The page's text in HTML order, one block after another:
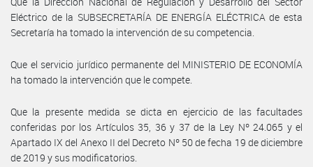
Eléctrico de la SUBSECRETARÍA DE ENERGÍA ELÉCTRICA de esta
Secretaría ha tomado la intervención de su competencia.
Que el servicio jurídico permanente del MINISTERIO DE ECONOMÍA
ha tomado la intervención que le compete.
Que la presente medida se dicta en ejercicio de las facultades
conferidas por los Artículos 35, 36 y 37 de la Ley Nº 24.065 y el
Apartado IX del Anexo II del Decreto Nº 50 de fecha 19 de diciembre
de 2019 y sus modificatorios.